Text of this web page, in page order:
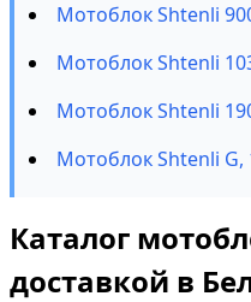
Мотоблок Shtenli
Мотоблок Shtenli
Мотоблок Shtenli
Мотоблок Shtenli G,
Каталог
доставкой в